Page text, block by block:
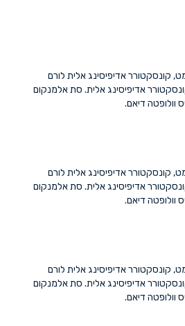
קונסקטורר אדיפיסינג אלית לורם
אדיפיסינג אלית. סת אלמנקום
וולופטה דיאם.
קונסקטורר אדיפיסינג אלית לורם
אדיפיסינג אלית. סת אלמנקום
וולופטה דיאם.
קונסקטורר אדיפיסינג אלית לורם
אדיפיסינג אלית. סת אלמנקום
וולופטה דיאם.